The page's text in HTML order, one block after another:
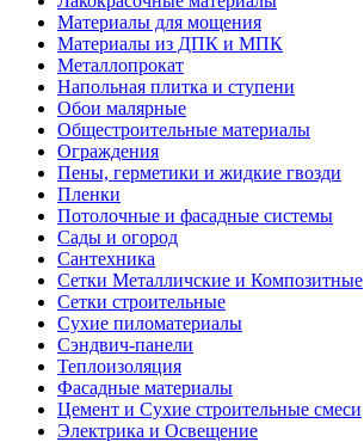
Материалы для мощения
Материалы из ДПК и МПК
Металлопрокат
Напольная плитка и ступени
Обои малярные
Общестроительные материалы
Ограждения
Пены, герметики и жидкие гвозди
Пленки
Потолочные и фасадные системы
Сады и огород
Сантехника
Сетки Металличские и Композитные
Сетки строительные
Сухие пиломатериалы
Сэндвич-панели
Теплоизоляция
Фасадные материалы
Цемент и Сухие строительные смеси
Электрика и Освещение